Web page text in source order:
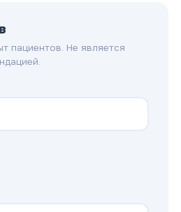
пациентов. Не является